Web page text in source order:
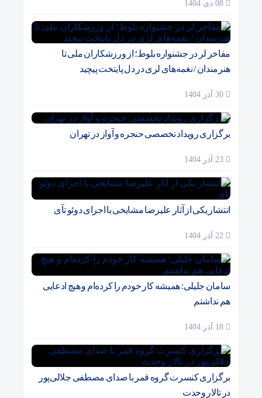
مفاخر لر در جشنواره بلوط؛ از ورزشکاران ملی تا
هنرمندان / نغمه‌های لری در دل پایتخت پیچید
برگزاری رویداد تخصصی حنجره و آواز در تهران
انتشار یکی از آثار علیرضا مشایخی با اجرای دوئو تآی
سامان جلیلی: همیشه کار خودم را کرده‌ام و هیچ ادعایی
هم نداشتم
برگزاری کنسرت گروه قمر با صدای مصطفی جلالی‌پور
در تالار وحدت